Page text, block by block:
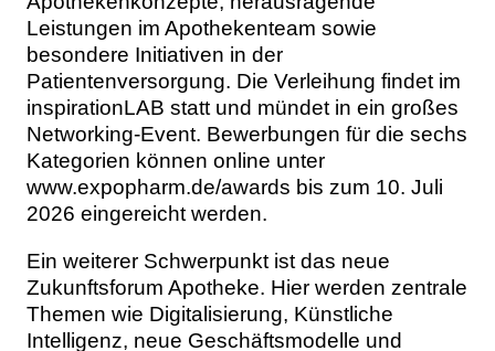
Leistungen im Apothekenteam sowie
besondere Initiativen in der
Patientenversorgung. Die Verleihung findet im
inspirationLAB statt und mündet in ein großes
Networking-Event. Bewerbungen für die sechs
Kategorien können online unter
www.expopharm.de/awards bis zum 10. Juli
2026 eingereicht werden.
Ein weiterer Schwerpunkt ist das neue
Zukunftsforum Apotheke. Hier werden zentrale
Themen wie Digitalisierung, Künstliche
Intelligenz, neue Geschäftsmodelle und